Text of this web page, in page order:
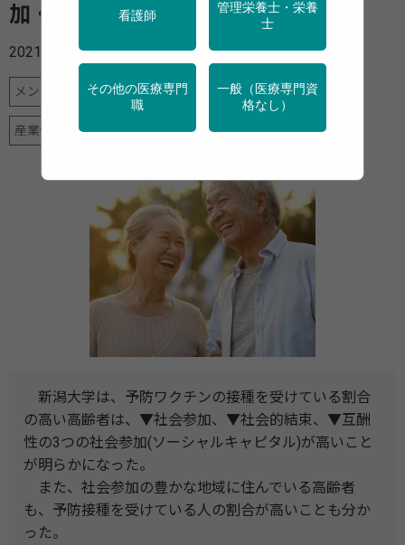
加・社会的結束・互酬性が大切
2021年09月27日
メンタルヘルス 地域保健 新型コロナ 特定保健指導
産業保健 調査・統計
新潟大学は、予防ワクチンの接種を受けている割合
の高い高齢者は、▼社会参加、▼社会的結束、▼互酬
性の3つの社会参加(ソーシャルキャピタル)が高いこと
が明らかになった。
また、社会参加の豊かな地域に住んでいる高齢者
も、予防接種を受けている人の割合が高いことも分か
った。
看護師
管理栄養士・栄養
士
その他の医療専門
職
一般（医療専門資
格なし）